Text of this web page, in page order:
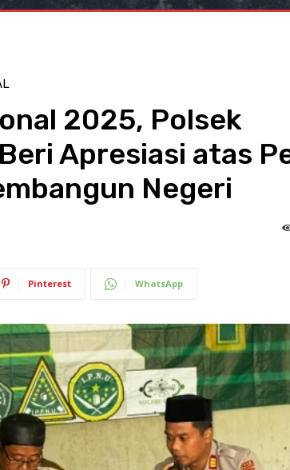
2025, Polsek
Apresiasi atas
Negeri
Pinterest WhatsApp